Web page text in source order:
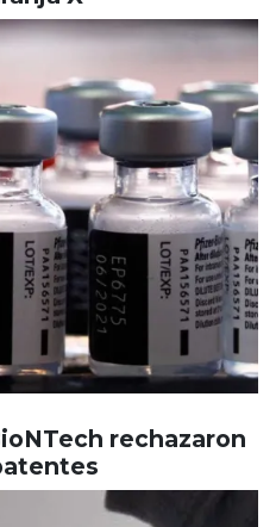
rechazaron